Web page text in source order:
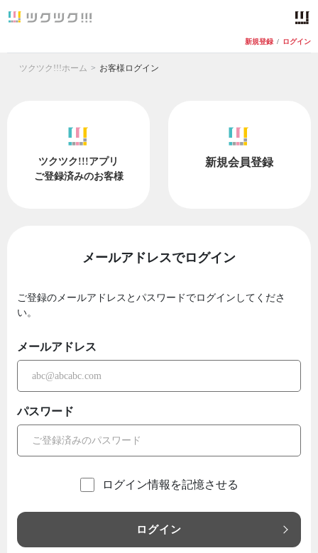
新規登録 / ログイン
ツクツク!!!ホーム お客様ログイン
ツクツク!!!アプリ
ご登録済みのお客様
新規会員登録
メールアドレスでログイン
ご登録のメールアドレスとパスワードでログインしてくださ
い。
メールアドレス
パスワード
ログイン情報を記憶させる
ログイン